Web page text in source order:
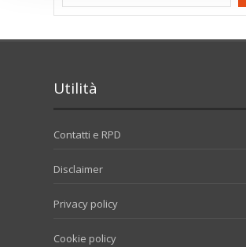
Utilità
Contatti e RPD
Disclaimer
Privacy policy
Cookie policy